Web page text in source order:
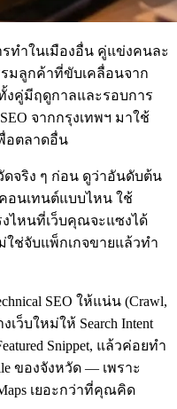
ทำในเมืองอื่น คู่แข่งคนละ
มลูกค้าที่ขับเคลื่อนจาก
ทั้งคู่มีฤดูกาลและรอบการ
จากกรุงเทพฯ มาใช้
อตลาดอื่น
ดจริง ๆ ก่อน ดูว่าอันดับต้น
อนเทนต์แบบไหน ใช้
ไหนที่เว็บคุณจะแซงได้
ใช่จับแพ็กเกจขายแล้วทำ
SEO ให้แน่น (Crawl,
เว็บใหม่ให้ Search Intent
Snippet, แล้วค่อยทำ
ของจังหวัด — เพราะ
เยอะกว่าที่คุณคิด